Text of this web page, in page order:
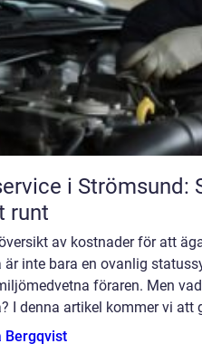
i Strömsund:
runt
av kostnader för att
är inte bara en ovanlig
föraren. Men
I denna artikel kommer vi att
Bergqvist